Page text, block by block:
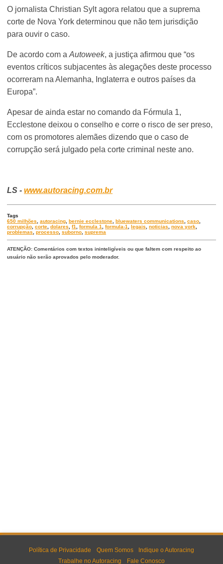
O jornalista Christian Sylt agora relatou que a suprema
corte de Nova York determinou que não tem jurisdição
para ouvir o caso.
De acordo com aAutoweek, a justiça afirmou que “os
eventos críticos subjacentes às alegações deste processo
ocorreram na Alemanha, Inglaterra e outros países da
Europa”.
Apesar de ainda estar no comando da Fórmula 1,
Ecclestone deixou o conselho e corre o risco de ser preso,
com os promotores alemães dizendo que o caso de
corrupção será julgado pela corte criminal neste ano.
LS -www.autoracing.com.br
Tags
650 milhões
,autoracing ,bernie ecclestone ,bluewaters communications ,caso
corrupção ,corte ,dolares ,f1 ,formula 1 ,formula-1 ,legais ,noticias ,nova york
problemas
,processo ,suborno ,suprema
ATENÇÃO: Comentários com textos ininteligíveis ou que faltem com respeito ao
usuário não serão aprovados pelo moderador.
Política de Privacidade Quem Somos
Indique o Autoracing
Trabalhe no Autoracing
Fale Conosco